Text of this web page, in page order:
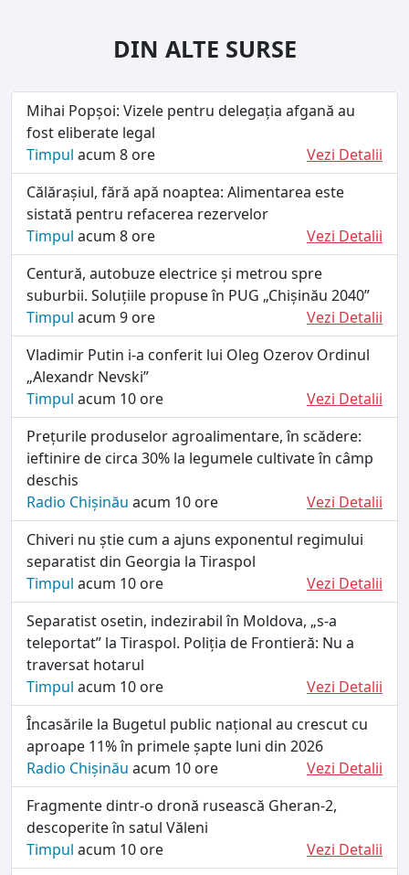
DIN ALTE SURSE
Mihai Popșoi: Vizele pentru delegația afgană au
fost eliberate legal
Timpul acum 8 ore
Vezi Detalii
Călărașiul, fără apă noaptea: Alimentarea este
sistată pentru refacerea rezervelor
Timpul acum 8 ore
Vezi Detalii
Centură, autobuze electrice și metrou spre
suburbii. Soluțiile propuse în PUG „Chișinău 2040”
Timpul acum 9 ore
Vezi Detalii
Vladimir Putin i-a conferit lui Oleg Ozerov Ordinul
„Alexandr Nevski”
Timpul acum 10 ore
Vezi Detalii
Prețurile produselor agroalimentare, în scădere:
ieftinire de circa 30% la legumele cultivate în câmp
deschis
Radio Chișinău acum 10 ore
Vezi Detalii
Chiveri nu știe cum a ajuns exponentul regimului
separatist din Georgia la Tiraspol
Timpul acum 10 ore
Vezi Detalii
Separatist osetin, indezirabil în Moldova, „s-a
teleportat” la Tiraspol. Poliția de Frontieră: Nu a
traversat hotarul
Timpul acum 10 ore
Vezi Detalii
Încasările la Bugetul public național au crescut cu
aproape 11% în primele șapte luni din 2026
Radio Chișinău acum 10 ore
Vezi Detalii
Fragmente dintr-o dronă rusească Gheran-2,
descoperite în satul Văleni
Timpul acum 10 ore
Vezi Detalii